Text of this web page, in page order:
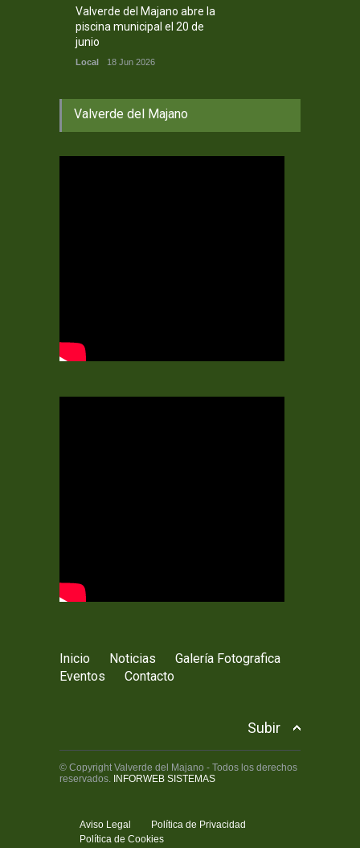
Valverde del Majano abre la
piscina municipal el 20 de
junio
Local 18 Jun 2026
Valverde del Majano
Inicio Noticias
Galería Fotografica
Eventos
Contacto
Subir
© Copyright Valverde del Majano - Todos los derechos
reservados. INFORWEB SISTEMAS
Aviso Legal
Política de Privacidad
Política de Cookies